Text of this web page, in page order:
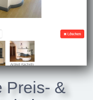
Preis- &